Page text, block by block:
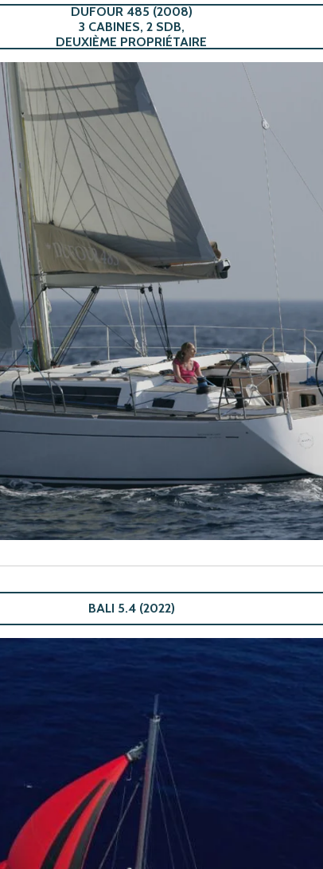
DUFOUR 485 (2008)
3 CABINES, 2 SDB,
DEUXIÈME PROPRIÉTAIRE
BALI 5.4 (2022)